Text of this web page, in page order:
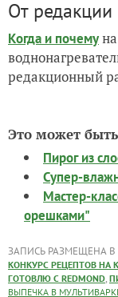
С хорошей
здоровье!